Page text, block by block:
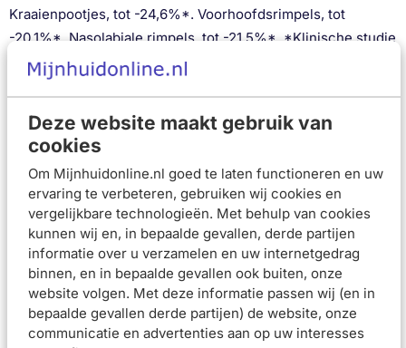
Deze website maakt gebruik van
cookies
Om Mijnhuidonline.nl goed te laten functioneren en uw
ervaring te verbeteren, gebruiken wij cookies en
vergelijkbare technologieën. Met behulp van cookies
kunnen wij en, in bepaalde gevallen, derde partijen
informatie over u verzamelen en uw internetgedrag
binnen, en in bepaalde gevallen ook buiten, onze
website volgen. Met deze informatie passen wij (en in
bepaalde gevallen derde partijen) de website, onze
communicatie en advertenties aan op uw interesses
Kraaienpootjes, tot -24,6%*. Voorhoofdsrimpels, tot
-20,1%*. Nasolabiale rimpels, tot -21,5%*. *Klinische studie
bij 50 vrouwen, 5 maanden.
Helpt diepe rimpels, fijne lijntjes en pigmentvlekken te
verminderen
Formule verrijkt met retinol en probiotische fracties die
de zichtbare tekenen van huidveroudering verminderen
Aangename, vloeibare en niet-vette textuur die snel
wordt opgenomen
Geschikt voor alle huidtypes, zelfs een rijpere, gevoelige,
droge en gecombineerde huid
Geformuleerd zonder parfum. Getest op alle fototypes
Gebruiksadvies
Druk zachtjes op het midden van de applicator om 3 tot 4